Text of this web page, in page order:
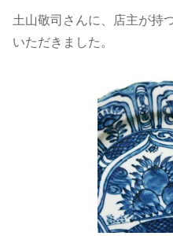
土山敬司さんに、店主が持
いただきました。